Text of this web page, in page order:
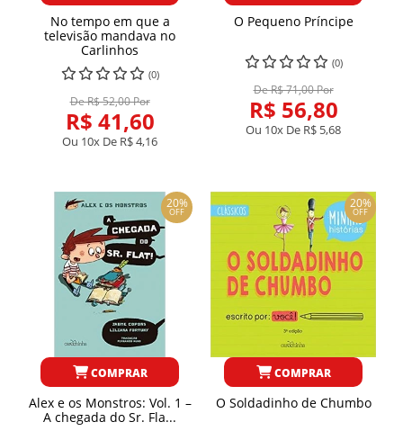
No tempo em que a
televisão mandava no
Carlinhos
(0)
De R$ 52,00 Por
R$ 41,60
Ou 10x De R$ 4,16
O Pequeno Príncipe
(0)
De R$ 71,00 Por
R$ 56,80
Ou 10x De R$ 5,68
20%
OFF
COMPRAR
Alex e os Monstros: Vol. 1 –
A chegada do Sr. Fla...
20%
OFF
COMPRAR
O Soldadinho de Chumbo